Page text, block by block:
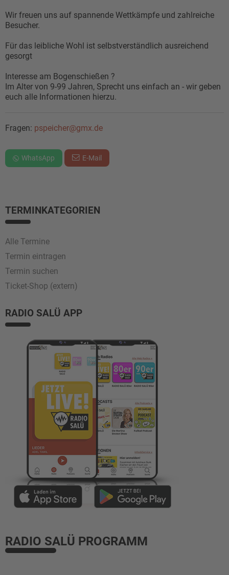
Wir freuen uns auf spannende Wettkämpfe und zahlreiche
Besucher.
Für das leibliche Wohl ist selbstverständlich ausreichend
gesorgt
Interesse am Bogenschießen ?
Im Alter von 9-99 Jahren, Sprecht uns einfach an - wir geben
euch alle Informationen hierzu.
Fragen: pspeicher@gmx.de
WhatsApp E-Mail
TERMINKATEGORIEN
Alle Termine
Termin eintragen
Termin suchen
Ticket-Shop (extern)
RADIO SALÜ APP
RADIO SALÜ PROGRAMM